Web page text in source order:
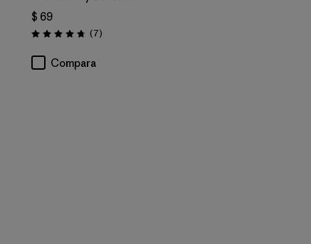
$ 69
Valoración: 4.7 / 5
(7Comentarios
)
Compara